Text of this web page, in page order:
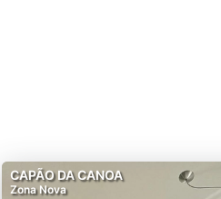
CAPÃO DA CANOA
Zona Nova